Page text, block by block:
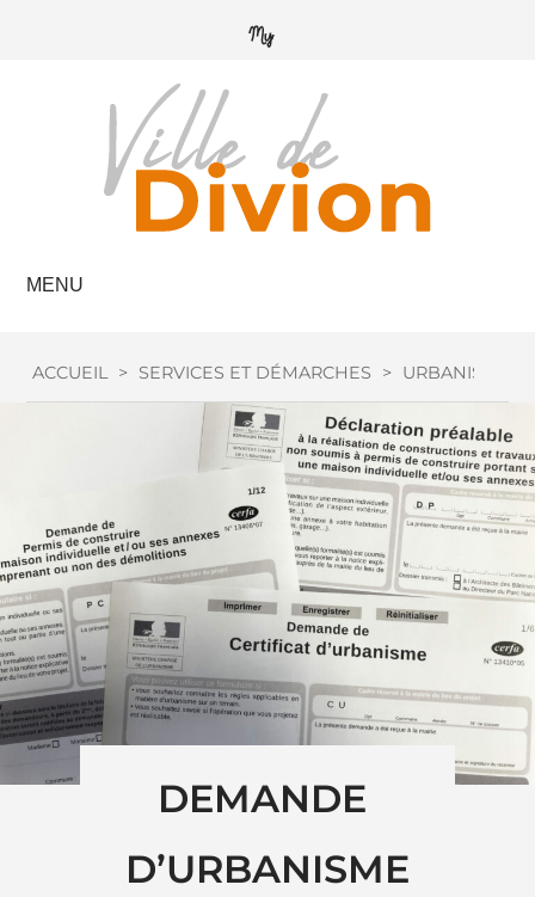
MENU
ACCUEIL > SERVICES ET DÉMARCHES > URBANISME
DEMANDE
D’URBANISME